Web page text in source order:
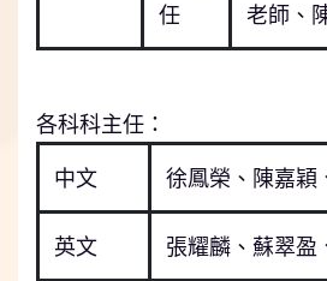
任
老師、
各科科主任：
中文
徐鳳榮、陳嘉穎
英文 張耀麟、蘇翠盈